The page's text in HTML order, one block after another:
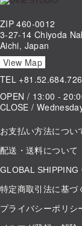
ZIP 460-0012
3-27-14 Chiyoda
Aichi, Japan
View Map
TEL
OPEN / 13:00 -
CLOSE /
お支払い方法につい
配送・送料について
GLOBAL SHIPPING
特定商取引法に基づ
プライバシーポリシ